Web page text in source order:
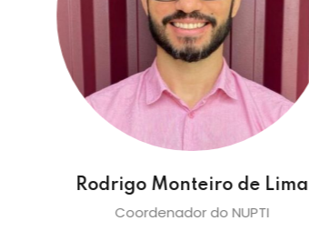
Rodrigo Monteiro de Lima
Coordenador do NUPTI